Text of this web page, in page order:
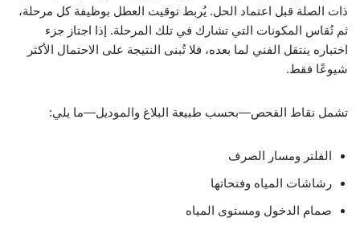
ذات الصلة قبل اعتماد الحل. يُربط توقيت العطل بوظيفة كل مرحلة،
ثم تُقاس المكونات التي تشارك في تلك المرحلة. إذا اجتاز جزء
اختباره ينتقل الفني لما بعده، فلا تُبنى النتيجة على الاحتمال الأكثر
شيوعًا فقط.
تشمل نقاط الفحص—بحسب طبيعة البلاغ والموديل—ما يلي:
الفلتر ومسار الصرف
رشاشات المياه وفتحاتها
صمام الدخول ومستوى المياه